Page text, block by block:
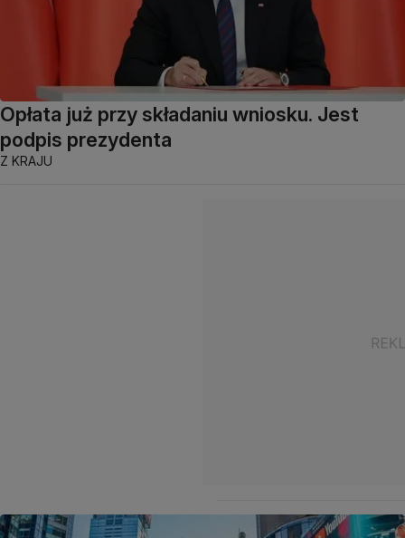
Opłata już przy składaniu wniosku. Jest
podpis prezydenta
Z KRAJU